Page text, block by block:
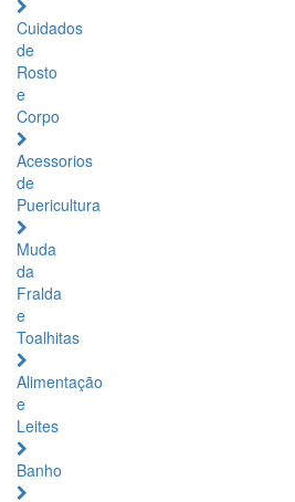
Cuidados
de
Rosto
e
Corpo
Acessorios
de
Puericultura
Muda
da
Fralda
e
Toalhitas
Alimentação
e
Leites
Banho